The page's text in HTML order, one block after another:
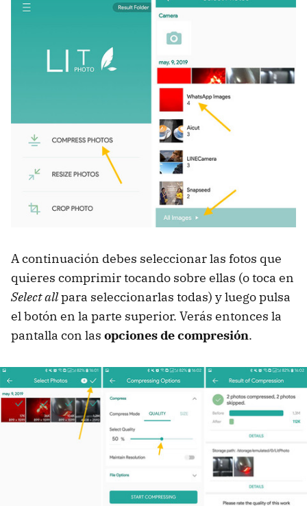
A continuación debes seleccionar las fotos que
quieres comprimir tocando sobre ellas (o toca en
Select allpara seleccionarlas todas) y luego pulsa
el botón en la parte superior. Verás entonces la
pantalla con las opciones de compresión.